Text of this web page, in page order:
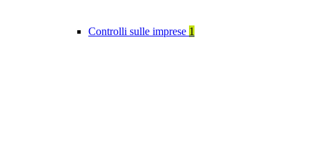
Controlli sulle imprese 1